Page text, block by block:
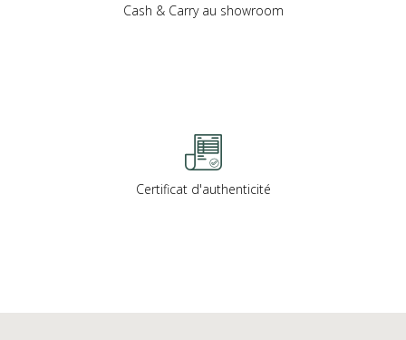
Cash & Carry au showroom
Certificat d'authenticité